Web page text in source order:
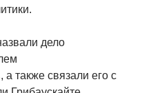
дело
также связали его с